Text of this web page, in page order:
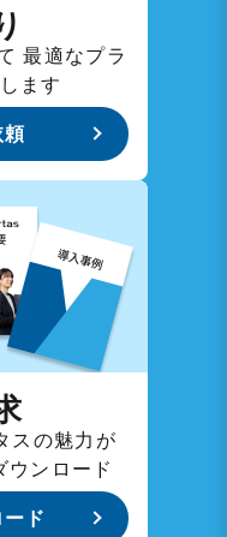
最適なプラ
ます
頼
スの魅力が
ウンロード
ド